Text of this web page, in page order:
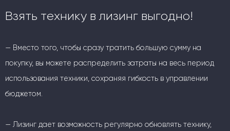
Взять технику в лизинг выгодно!
— Вместо того, чтобы сразу тратить большую сумму на
покупку, вы можете распределить затраты на весь период
использования техники, сохраняя гибкость в управлении
бюджетом.
— Лизинг дает возможность регулярно обновлять технику,